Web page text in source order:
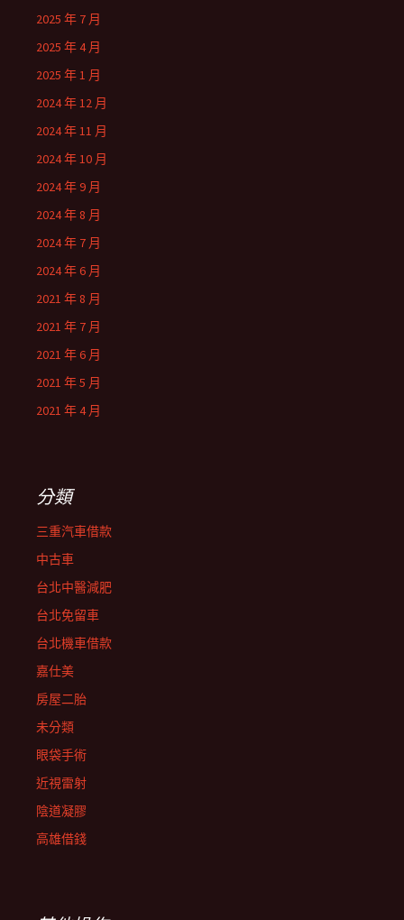
2025 年 7 月
2025 年 4 月
2025 年 1 月
2024 年 12 月
2024 年 11 月
2024 年 10 月
2024 年 9 月
2024 年 8 月
2024 年 7 月
2024 年 6 月
2021 年 8 月
2021 年 7 月
2021 年 6 月
2021 年 5 月
2021 年 4 月
分類
三重汽車借款
中古車
台北中醫減肥
台北免留車
台北機車借款
嘉仕美
房屋二胎
未分類
眼袋手術
近視雷射
陰道凝膠
高雄借錢